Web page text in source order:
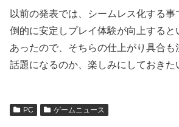
以前の発表では、シームレス化する
倒的に安定しプレイ体験が向上すると
あったので、そちらの仕上がり具合
話題になるのか、楽しみにしておきた
PC ゲームニュース